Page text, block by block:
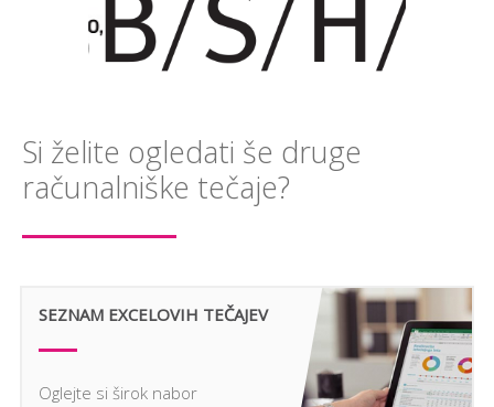
Si želite ogledati še druge
računalniške tečaje?
SEZNAM EXCELOVIH TEČAJEV
Oglejte si širok nabor